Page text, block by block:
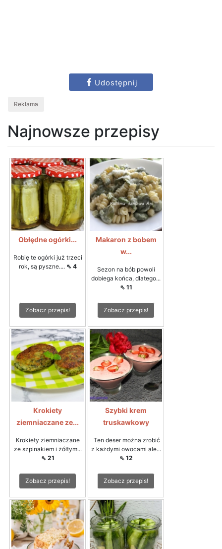
Udostępnij
Reklama
Najnowsze przepisy
Obłędne ogórki...
Robię te ogórki już trzeci
rok, są pyszne.... ⇖ 4
Zobacz przepis!
Makaron z bobem
w...
Sezon na bób powoli
dobiega końca, dlatego...
⇖ 11
Zobacz przepis!
Krokiety
ziemniaczane ze...
Krokiety ziemniaczane
ze szpinakiem i żółtym...
⇖ 21
Zobacz przepis!
Szybki krem
truskawkowy
Ten deser można zrobić
z każdymi owocami ale...
⇖ 12
Zobacz przepis!